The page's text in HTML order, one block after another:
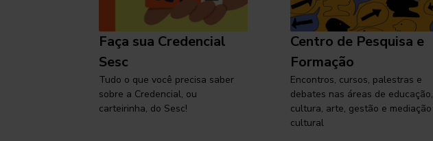
Faça sua Credencial
Sesc
Tudo o que você precisa saber
sobre a Credencial, ou
carteirinha, do Sesc!
Centro de Pesquisa e
Formação
Encontros, cursos, palestras e
debates nas áreas de educação,
cultura, arte, gestão e mediação
cultural